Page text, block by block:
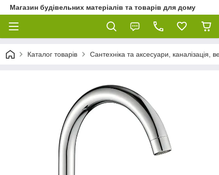
Магазин будівельних матеріалів та товарів для дому
Каталог товарів Сантехніка та аксесуари, каналізація,